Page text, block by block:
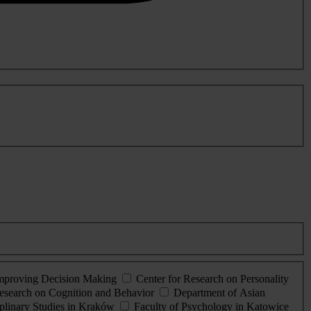
Decision Making
Center for Research on Personality
on Cognition and Behavior
Department of Asian
Studies in Kraków
Faculty of Psychology in Katowice